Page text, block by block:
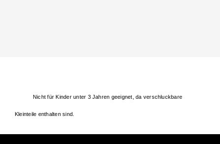
Nicht für Kinder unter 3 Jahren geeignet, da verschluckbare
Kleinteile enthalten sind.